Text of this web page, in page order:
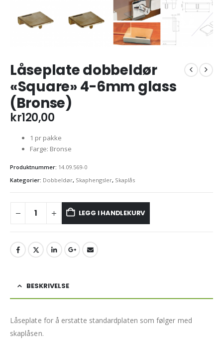
Låseplate dobbeldør
«Square» 4-6mm glass
(Bronse)
kr120,00
1 pr pakke
Farge: Bronse
Produktnummer: 14.09.569-0
Kategorier: Dobbeldør, Skaphengsler, Skaplås
LEGG I HANDLEKURV
BESKRIVELSE
Låseplate for å erstatte standardplaten som følger med
skaplåsen.